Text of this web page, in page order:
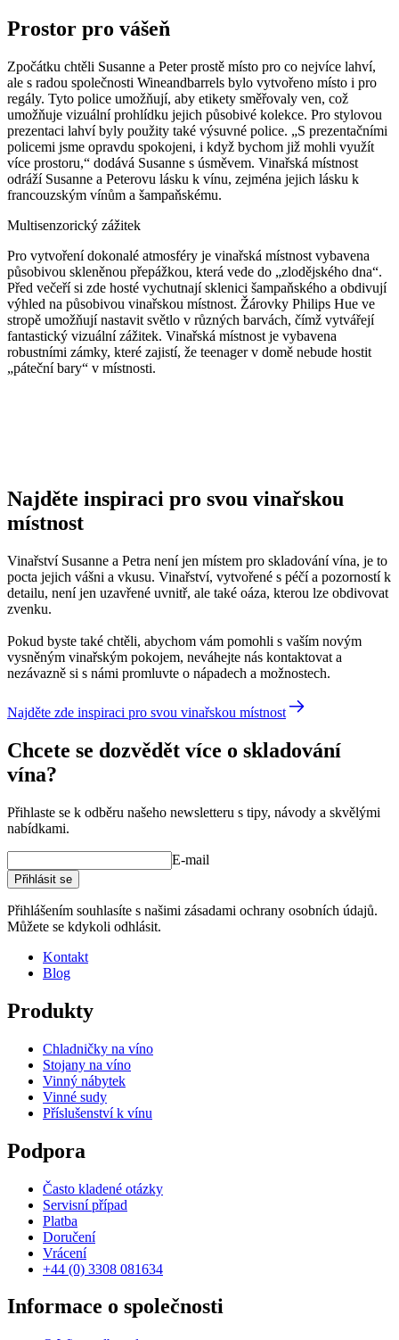
Prostor pro vášeň
Zpočátku chtěli Susanne a Peter prostě místo pro co nejvíce lahví,
ale s radou společnosti Wineandbarrels bylo vytvořeno místo i pro
regály. Tyto police umožňují, aby etikety směřovaly ven, což
umožňuje vizuální prohlídku jejich působivé kolekce. Pro stylovou
prezentaci lahví byly použity také výsuvné police. „S prezentačními
policemi jsme opravdu spokojeni, i když bychom již mohli využít
více prostoru,“ dodává Susanne s úsměvem. Vinařská místnost
odráží Susanne a Peterovu lásku k vínu, zejména jejich lásku k
francouzským vínům a šampaňskému.
Multisenzorický zážitek
Pro vytvoření dokonalé atmosféry je vinařská místnost vybavena
působivou skleněnou přepážkou, která vede do „zlodějského dna“.
Před večeří si zde hosté vychutnají sklenici šampaňského a obdivují
výhled na působivou vinařskou místnost. Žárovky Philips Hue ve
stropě umožňují nastavit světlo v různých barvách, čímž vytvářejí
fantastický vizuální zážitek. Vinařská místnost je vybavena
robustními zámky, které zajistí, že teenager v domě nebude hostit
„páteční bary“ v místnosti.
Najděte inspiraci pro svou vinařskou
místnost
Vinařství Susanne a Petra není jen místem pro skladování vína, je to
pocta jejich vášni a vkusu. Vinařství, vytvořené s péčí a pozorností k
detailu, není jen uzavřené uvnitř, ale také oáza, kterou lze obdivovat
zvenku.
Pokud byste také chtěli, abychom vám pomohli s vaším novým
vysněným vinařským pokojem, neváhejte nás kontaktovat a
nezávazně si s námi promluvte o nápadech a možnostech.
Najděte zde inspiraci pro svou vinařskou místnost
Chcete se dozvědět více o skladování
vína?
Přihlaste se k odběru našeho newsletteru s tipy, návody a skvělými
nabídkami.
E-mail
Přihlásit se
Přihlášením souhlasíte s našimi zásadami ochrany osobních údajů.
Můžete se kdykoli odhlásit.
Kontakt
Blog
Produkty
Chladničky na víno
Stojany na víno
Vinný nábytek
Vinné sudy
Příslušenství k vínu
Podpora
Často kladené otázky
Servisní případ
Platba
Doručení
Vrácení
+44 (0) 3308 081634
Informace o společnosti